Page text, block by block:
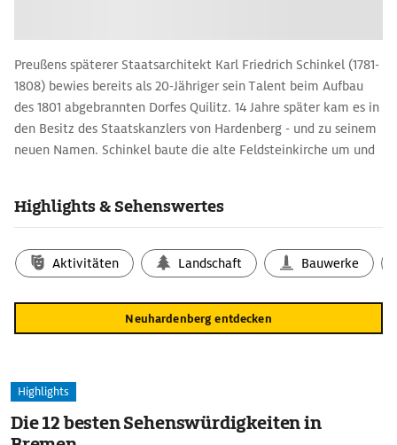
Preußens späterer Staatsarchitekt Karl Friedrich Schinkel (1781-
1808) bewies bereits als 20-Jähriger sein Talent beim Aufbau
des 1801 abgebrannten Dorfes Quilitz. 14 Jahre später kam es in
den Besitz des Staatskanzlers von Hardenberg - und zu seinem
neuen Namen. Schinkel baute die alte Feldsteinkirche um und
Kunst und Kultur, Wissenschaft und Wirtschaftsethik.
Highlights & Sehenswertes
Aktivitäten Landschaft Bauwerke
Neuhardenberg entdecken
Highlights
Die 12 besten Sehenswürdigkeiten in